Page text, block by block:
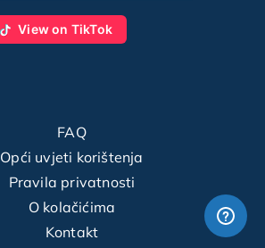
View on TikTok
FAQ
Opći uvjeti korištenja
Pravila privatnosti
O kolačićima
Kontakt